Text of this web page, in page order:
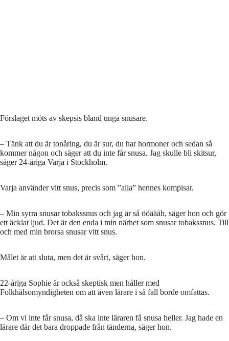
Förslaget möts av skepsis bland unga snusare.
– Tänk att du är tonåring, du är sur, du har hormoner och sedan så
kommer någon och säger att du inte får snusa. Jag skulle bli skitsur,
säger 24-åriga Varja i Stockholm.
Varja använder vitt snus, precis som ”alla” hennes kompisar.
– Min syrra snusar tobakssnus och jag är så ööäääh, säger hon och gör
ett äcklat ljud. Det är den enda i min närhet som snusar tobakssnus. Till
och med min brorsa snusar vitt snus.
Målet är att sluta, men det är svårt, säger hon.
22-åriga Sophie är också skeptisk men håller med
Folkhälsomyndigheten om att även lärare i så fall borde omfattas.
– Om vi inte får snusa, då ska inte läraren få snusa heller. Jag hade en
lärare där det bara droppade från tänderna, säger hon.